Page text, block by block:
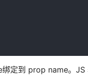
定到 prop name。JS